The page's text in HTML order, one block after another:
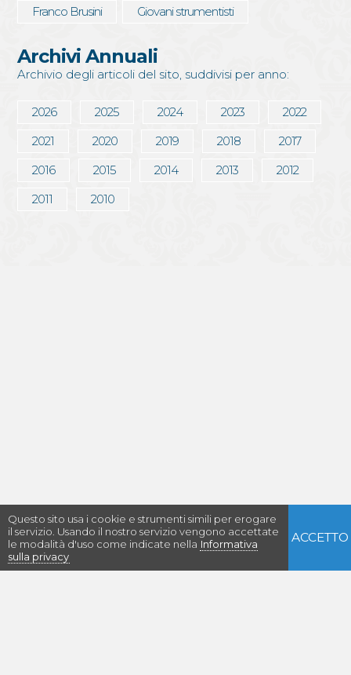
Franco Brusini
Giovani strumentisti
Archivi Annuali
Archivio degli articoli del sito, suddivisi per anno:
2026 2025 2024 2023
2022
2021
2020 2019 2018
2017
2016
2015 2014 2013
2012
2011
2010
Questo sito usa i cookie e strumenti simili per erogare
il servizio. Usando il nostro servizio vengono accettate
le modalità d'uso come indicate nella Informativa
sulla privacy
ACCETTO